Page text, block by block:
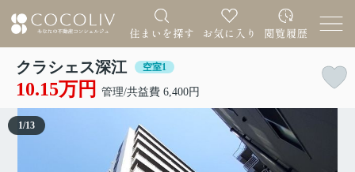
クラシェス深江 空室1
10.15万円 管理/共益費 6,400円
1/13